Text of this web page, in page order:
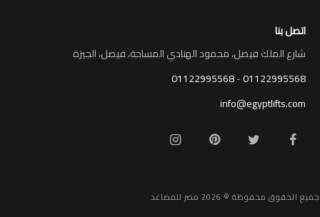
اتصل بنا
شارع الملك فيصل، محمود الهنادي المساحة، فيصل، الجيزة
01122995568
-
01122995568
info@egyptlifts.com
جميع الحقوق محفوظة © 2026 مصر للمصاعد